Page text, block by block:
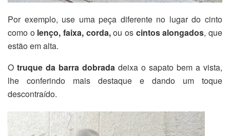
Por exemplo, use uma peça diferente no lugar do cinto
como o lenço, faixa, corda,ou os cintos alongados, que
estão em alta.
O truque da barra dobrada deixa o sapato bem a vista,
lhe conferindo mais destaque e dando um toque
descontraído.